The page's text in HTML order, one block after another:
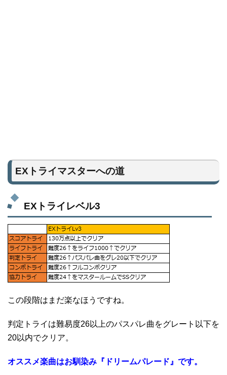
EXトライマスターへの道
EXトライレベル3
この段階はまだ楽なほうですね。
判定トライは難易度26以上のパスパレ曲をグレート以下を
20以内でクリア。
オススメ楽曲はお馴染み『ドリームパレード』です。